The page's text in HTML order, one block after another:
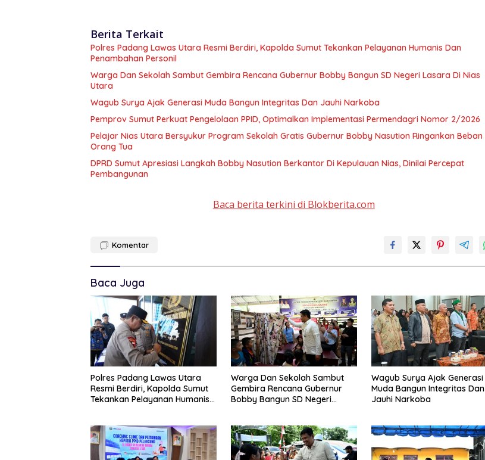
Berita Terkait
Polres Padang Lawas Utara Resmi Berdiri, Kapolda Sumut Tekankan Pelayanan Humanis Dan
Penambahan Personil
Warga Dan Sekolah Sambut Gembira Rencana Gubernur Bobby Bangun SD Negeri Lasara Di Nias
Utara
Wagub Surya Ajak Generasi Muda Bangun Integritas Dan Jauhi Narkoba
Pemprov Sumut Perkuat Pengelolaan PPID, Optimalkan Implementasi Permendagri Nomor 2/2026
Pelajar Nias Utara Bersyukur Program Sekolah Gratis Gubernur Bobby Nasution Ringankan Beban
Orang Tua
DPRD Sumut Apresiasi Langkah Bobby Nasution Berkantor Di Kepulauan Nias, Dinilai Percepat
Pembangunan
Baca berita terkini di Blokberita.com
Komentar
Baca Juga
Polres Padang Lawas Utara
Resmi Berdiri, Kapolda Sumut
Tekankan Pelayanan Humanis
Warga Dan Sekolah Sambut
Gembira Rencana Gubernur
Bobby Bangun SD Negeri
Wagub Surya Ajak Generasi
Muda Bangun Integritas Dan
Jauhi Narkoba